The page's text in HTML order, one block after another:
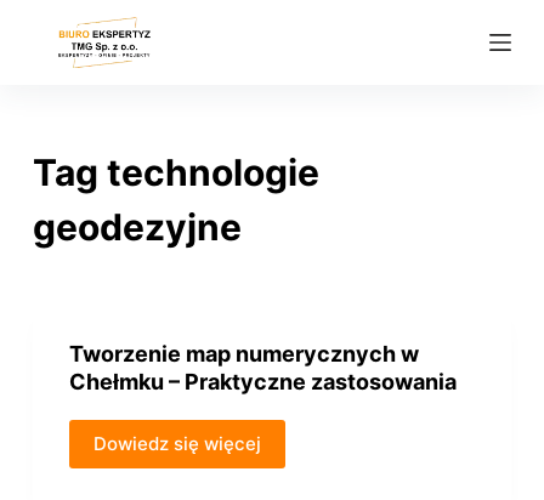
d
Tag technologie
geodezyjne
Tworzenie map numerycznych w
Chełmku – Praktyczne zastosowania
Dowiedz się więcej